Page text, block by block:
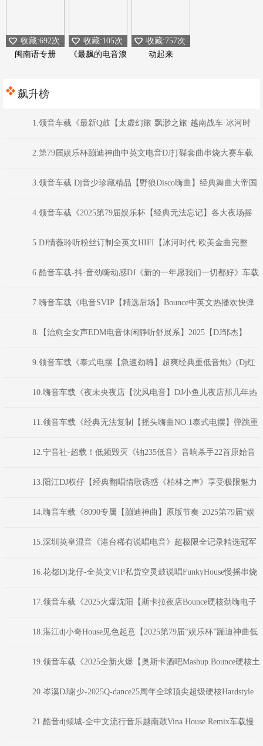
闽南语专册
收藏:692次
《最飙的电音浪
收藏:105次
动起来
收藏:757次
飙升榜
1.领音车载《最新Q鼓【太虚幻旅·飘渺之旅·越南战车·冰河时
代】Dj浩仔Dj超仔DJ阿圣Dj阿衍》颍上DJ虹君
2.第79届娱乐杯蹦迪神曲中英文电音DJ打碟套曲串烧大赛车载
CD1386(横州DJ98Mix)
3.领音车载 Dj音少珍藏精品【野狼Disco嗨曲】经典舞曲大帝国
4.领音车载《2025第79届娱乐杯【经典无法忘记】各大夜场摇
头蹦迪嗨曲》(Dj音少Mix)
5.DJ情薇聆听粉丝订制全英文HIFI【冰河时代·欧美金曲完整
版】车载珍藏版
6.酷音车载-抖·音劲嗨动感DJ《新的一年愿我们一切都好》车载
靓碟-Dj小峰7.嗨音车载《电音SVIP【精选后场】Bounce中英文热播欢快弹
弹弹MS CLUB思路串烧》 河南Dj彦航
8.【治愈全女声EDM电音休闲静听舒展系】2025【DJ邹杰】
9.领音车载《泰式电摆【急速劲嗨】超爽经典重低音炮》(Dj红
10.嗨音车载《夜未央夜店【沈风电音】DJ小鱼儿夜店那几年热
打英文车载电音串烧》 河南Dj彦航
11.领音车载《经典无法复制【摇头嗨曲NO.1泰式电摆】弹跳重
低音》(Dj红仔Mix)
12.宁音社-超载！低频毁灭《铀235低音》音响杀手22首原始音
频等离子低音炮-DJ余意
13.阳江DJ权仔【经典翻唱情歌诱惑《柏林之声》享受极限魅力
车载DJ大碟】14.嗨音车载《8090专属【蹦迪神曲】原版节奏·2025第79届“娱
乐杯”蹦迪神曲串烧大赛》河南Dj彦航
15.深圳英皇混音《港台稀有说唱电音》超极限全记录精选冠军
舞曲 DjKatie16.花都Dj龙仔-全英文VIP私货空灵鼓说唱FunkyHouse慢摇串烧
17.领音车载《2025火爆沈阳【斯卡拉夜店Bounce硬核劲嗨电子
NO.1】弹跳重低音》(Dj音少Mix)
18.湛江dj小奇House见色起意【2025第79届“娱乐杯”蹦迪神曲低
音炮制说唱串烧大赛】
19.领音车载《2025全新火爆【奥斯卡酒吧Mashup.Bounce硬核土
嗨NO.4】劲爆电音》(Dj音少Mix)
20.岑溪DJ谢少-2025Q-dance25周年全球顶尖超级硬核Hardstyle
系列Хакеры混音
21.酷音dj倾城-全中文流行音乐越南鼓Vina House Remix车载慢